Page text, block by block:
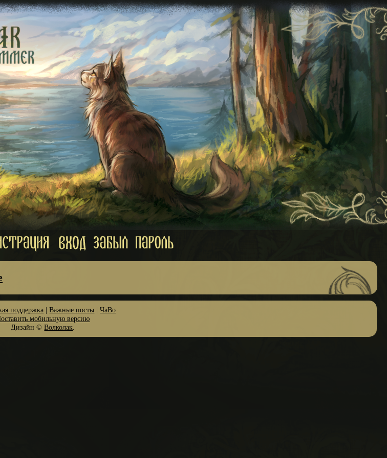
поддержка |Важные посты |ЧаВо
мобильную версию
Дизайн ©Волколак